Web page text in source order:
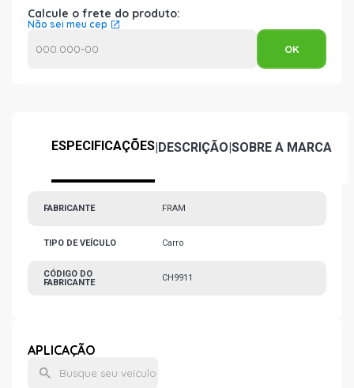
Calcule o frete do produto:
Não sei meu cep
ESPECIFICAÇÕES|DESCRIÇÃO|SOBRE A MARCA
FABRICANTE FRAM
TIPO DE VEÍCULO Carro
CÓDIGO DO
FABRICANTE
CH9911
APLICAÇÃO